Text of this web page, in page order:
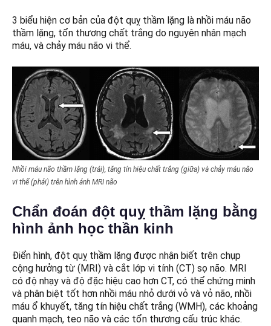
3 biểu hiện cơ bản của đột quỵ thầm lặng là nhồi máu não
thầm lặng, tổn thương chất trắng do nguyên nhân mạch
máu, và chảy máu não vi thể.
Nhồi máu não thầm lặng (trái), tăng tín hiệu chất trắng (giữa) và chảy máu não
vi thể (phải) trên hình ảnh MRI não
Chẩn đoán đột quỵ thầm lặng bằng
hình ảnh học thần kinh
Điển hình, đột quỵ thầm lặng được nhận biết trên chụp
cộng hưởng từ (MRI) và cắt lớp vi tính (CT) sọ não. MRI
có độ nhạy và độ đặc hiệu cao hơn CT, có thể chứng minh
và phân biệt tốt hơn nhồi máu nhỏ dưới vỏ và vỏ não, nhồi
máu ổ khuyết, tăng tín hiệu chất trắng (WMH), các khoảng
quanh mạch, teo não và các tổn thương cấu trúc khác.